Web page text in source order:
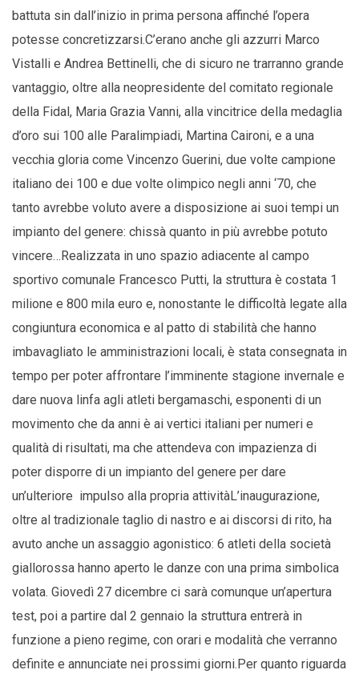
battuta sin dall’inizio in prima persona affinché l’opera
potesse concretizzarsi.C’erano anche gli azzurri Marco
Vistalli e Andrea Bettinelli, che di sicuro ne trarranno grande
vantaggio, oltre alla neopresidente del comitato regionale
della Fidal, Maria Grazia Vanni, alla vincitrice della medaglia
d’oro sui 100 alle Paralimpiadi, Martina Caironi, e a una
vecchia gloria come Vincenzo Guerini, due volte campione
italiano dei 100 e due volte olimpico negli anni ‘70, che
tanto avrebbe voluto avere a disposizione ai suoi tempi un
impianto del genere: chissà quanto in più avrebbe potuto
vincere…Realizzata in uno spazio adiacente al campo
sportivo comunale Francesco Putti, la struttura è costata 1
milione e 800 mila euro e, nonostante le difficoltà legate alla
congiuntura economica e al patto di stabilità che hanno
imbavagliato le amministrazioni locali, è stata consegnata in
tempo per poter affrontare l’imminente stagione invernale e
dare nuova linfa agli atleti bergamaschi, esponenti di un
movimento che da anni è ai vertici italiani per numeri e
qualità di risultati, ma che attendeva con impazienza di
poter disporre di un impianto del genere per dare
un’ulteriore impulso alla propria attivitàL’inaugurazione,
oltre al tradizionale taglio di nastro e ai discorsi di rito, ha
avuto anche un assaggio agonistico: 6 atleti della società
giallorossa hanno aperto le danze con una prima simbolica
volata. Giovedì 27 dicembre ci sarà comunque un’apertura
test, poi a partire dal 2 gennaio la struttura entrerà in
funzione a pieno regime, con orari e modalità che verranno
definite e annunciate nei prossimi giorni.Per quanto riguarda